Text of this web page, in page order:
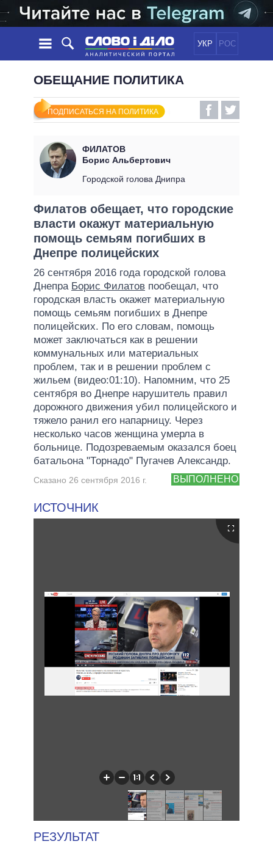
УКР РОС
НОВОСТИ
ЛЕНТА
СОБЫТИЯ
СТАТЬИ
МНЕНИЯ
ОБЗОРЫ
ПОЛИТИКА
ЭКОНОМИКА
МИР
ОБЕЩАНИЯ
ВСЕ ПОЛИТИКИ
ПРЕЗИДЕНТ И ОФИС
КАБИНЕТ МИНИСТРОВ
ГЛАВЫ ОБЛАДМИНИСТРАЦИЙ
МЭРЫ
ИНФОГРАФИКА
ВИДЕО
ПОДДЕРЖАТЬ
СРАВНЕНИЕ ПОЛИТИКОВ
ОБЕЩАНИЕ ПОЛИТИКА
ПОДПИСАТЬСЯ НА ПОЛИТИКА
ФИЛАТОВ
Борис Альбертович
Городской голова Днипра
Филатов обещает, что городские
власти окажут материальную
помощь семьям погибших в
Днепре полицейских
26 сентября 2016 года городской голова
Днепра Борис Филатов пообещал, что
городская власть окажет материальную
помощь семьям погибших в Днепре
полицейских. По его словам, помощь
может заключаться как в решении
коммунальных или материальных
проблем, так и в решении проблем с
жильем (видео:01:10). Напомним, что 25
сентября во Днепре нарушитель правил
дорожного движения убил полицейского и
тяжело ранил его напарницу. Через
несколько часов женщина умерла в
больнице. Подозреваемым оказался боец
батальона "Торнадо" Пугачев Александр.
ВЫПОЛНЕНО
Сказано 26 сентября 2016 г.
ИСТОЧНИК
РЕЗУЛЬТАТ